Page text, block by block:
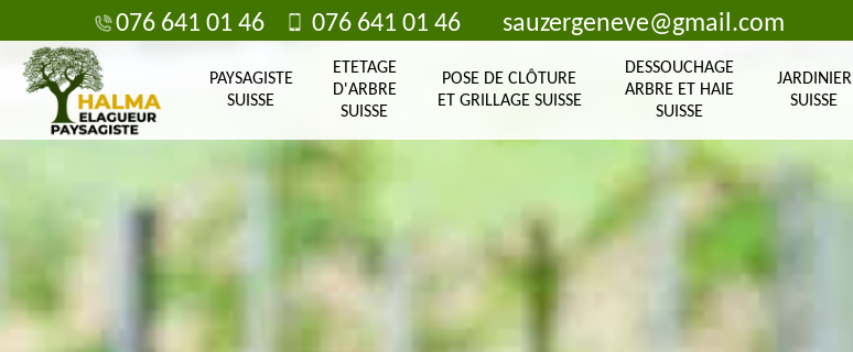
076 641 01 46 076 641 01 46 sauzergeneve@gmail.com
PAYSAGISTE
SUISSE
ETETAGE
D'ARBRE
SUISSE
POSE DE CLÔTURE
ET GRILLAGE SUISSE
DESSOUCHAGE
ARBRE ET HAIE
SUISSE
JARDINIER
SUISSE